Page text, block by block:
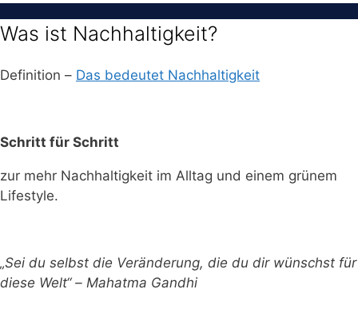
Was ist Nachhaltigkeit?
Definition – Das bedeutet Nachhaltigkeit
Schritt für Schritt
zur mehr Nachhaltigkeit im Alltag und einem grünem
Lifestyle.
„Sei du selbst die Veränderung, die du dir wünschst für
diese Welt“ – Mahatma Gandhi